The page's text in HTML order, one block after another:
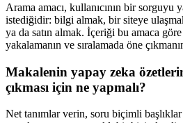
Arama amacı, kullanıcının bir sorguyu
istediğidir: bilgi almak, bir siteye
ya da satın almak. İçeriği bu amaca
yakalamanın ve sıralamada öne
Makalenin yapay zeka
çıkması için ne yapmalı?
Net tanımlar verin, soru biçimli